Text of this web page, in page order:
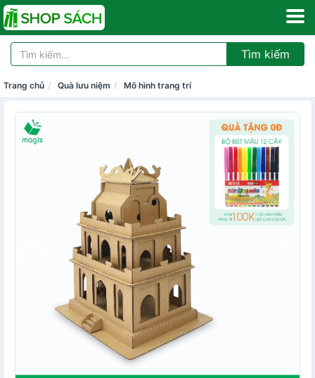
Tìm kiếm
Trang chủ Quà lưu niệm Mô hình trang trí